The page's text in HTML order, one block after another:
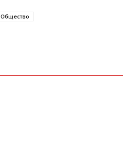
Общество